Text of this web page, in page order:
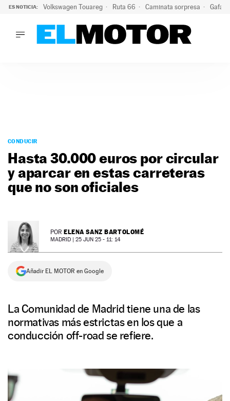
ES NOTICIA: Volkswagen Touareg Ruta 66 Caminata sorpresa Gafas
PODCAST
MOTOS
TECNOLOGÍA
SUPERCOCHES
MOTORTV
SERVICIOS
NEWSLETTER
SÍGUENOS
CONDUCIR
Hasta 30.000 euros por circular
y aparcar en estas carreteras
que no son oficiales
POR ELENA SANZ BARTOLOMÉ
MADRID | 25 JUN 25 - 11: 14
Añadir EL MOTOR en Google
La Comunidad de Madrid tiene una de las
normativas más estrictas en los que a
conducción off-road se refiere.